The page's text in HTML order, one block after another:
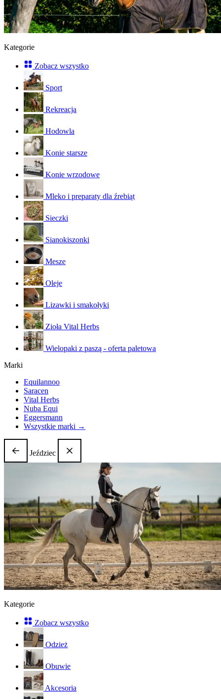
Kategorie
Zobacz wszystko
Sport
Rekreacja
Hodowla
Konie starsze
Konie wrzodowe
Mleko i preparaty dla źrebiąt
Sieczki
Sianokiszonki
Mesze
Oleje
Lizawki i smakołyki
Zioła Vital Herbs
Wielopaki z paszą - oferta paletowa
Marki
Equilannoo
Saracen
Vital Herbs
Nuba Equi
Eggersmann
Wszystkie marki →
Jeździec
Kategorie
Zobacz wszystko
Odzież
Obuwie
Akcesoria